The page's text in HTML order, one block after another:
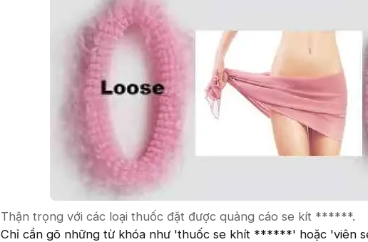
Thận trọng với các loại thuốc đặt được quảng cáo se kít ******.
Chỉ cần gõ những từ khóa như 'thuốc se khít ******' hoặc 'viên